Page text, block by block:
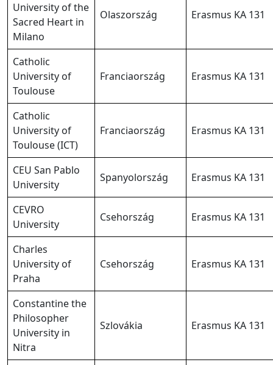
University of the
Sacred Heart in
Milano
Olaszország Erasmus KA 131
Catholic
University of
Toulouse
Franciaország Erasmus KA 131
Catholic
University of
Toulouse (ICT)
Franciaország Erasmus KA 131
CEU San Pablo
University
Spanyolország Erasmus KA 131
CEVRO
University
Csehország Erasmus KA 131
Charles
University of
Praha
Csehország Erasmus KA 131
Constantine the
Philosopher
University in
Nitra
Szlovákia Erasmus KA 131